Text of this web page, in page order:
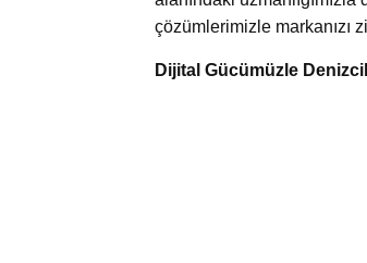
çözümlerimizle markanızı
Dijital Gücümüzle